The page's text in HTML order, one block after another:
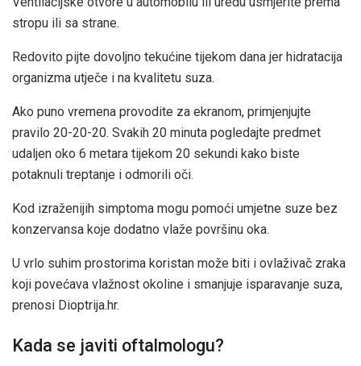
stropu ili sa strane.
Redovito pijte dovoljno tekućine tijekom dana jer hidratacija
organizma utječe i na kvalitetu suza.
Ako puno vremena provodite za ekranom, primjenjujte
pravilo 20-20-20. Svakih 20 minuta pogledajte predmet
udaljen oko 6 metara tijekom 20 sekundi kako biste
potaknuli treptanje i odmorili oči.
Kod izraženijih simptoma mogu pomoći umjetne suze bez
konzervansa koje dodatno vlaže površinu oka.
U vrlo suhim prostorima koristan može biti i ovlaživač zraka
koji povećava vlažnost okoline i smanjuje isparavanje suza,
prenosi Dioptrija.hr.
Kada se javiti oftalmologu?